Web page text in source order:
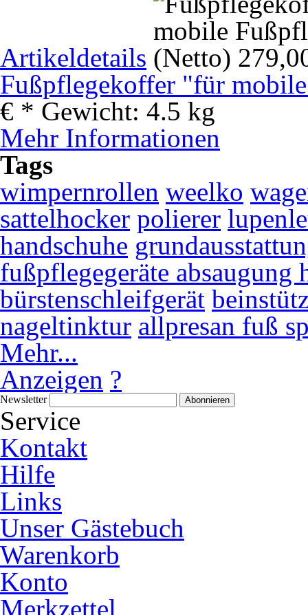
Artikeldetails
Fußpflegekoffer "für
€ * Gewicht: 4.5 kg
Mehr Informationen
Tags
wimpernrollen weelko
sattelhocker polierer
handschuhe
fußpflegegeräte absaugung
bürstenschleifgerät
nageltinktur allpresan fuß
Mehr...
Anzeigen ?
Newsletter Abonnieren
Service
Kontakt
Hilfe
Links
Unser Gästebuch
Warenkorb
Konto
Merkzettel